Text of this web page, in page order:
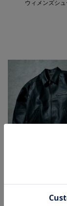
ウィメンズシュ
ELLM ホースレザ